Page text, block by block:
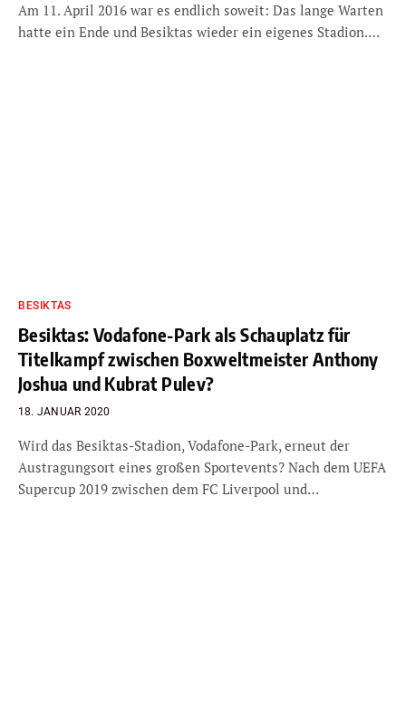
Am 11. April 2016 war es endlich soweit: Das lange Warten
hatte ein Ende und Besiktas wieder ein eigenes Stadion.…
BESIKTAS
Besiktas: Vodafone-Park als Schauplatz für
Titelkampf zwischen Boxweltmeister Anthony
Joshua und Kubrat Pulev?
18. JANUAR 2020
Wird das Besiktas-Stadion, Vodafone-Park, erneut der
Austragungsort eines großen Sportevents? Nach dem UEFA
Supercup 2019 zwischen dem FC Liverpool und…